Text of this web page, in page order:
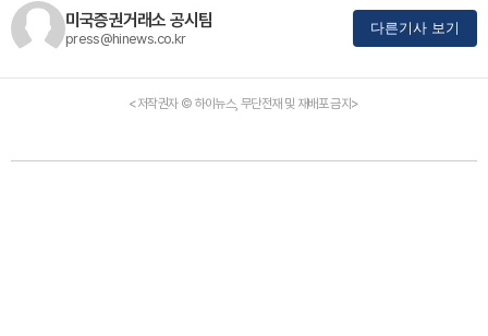
미국증권거래소 공시팀
press@hinews.co.kr
다른기사 보기
<저작권자 © 하이뉴스, 무단전재 및 재배포 금지>